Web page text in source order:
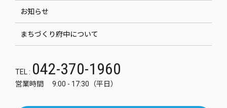
お知らせ
まちづくり府中について
TEL : 042-370-1960
営業時間 9:00 - 17:30（平日）